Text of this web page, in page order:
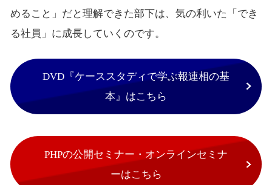
めること」だと理解できた部下は、気の利いた「でき
る社員」に成長していくのです。
DVD『ケーススタディで学ぶ報連相の基
本』はこちら
PHPの公開セミナー・オンラインセミナ
ーはこちら